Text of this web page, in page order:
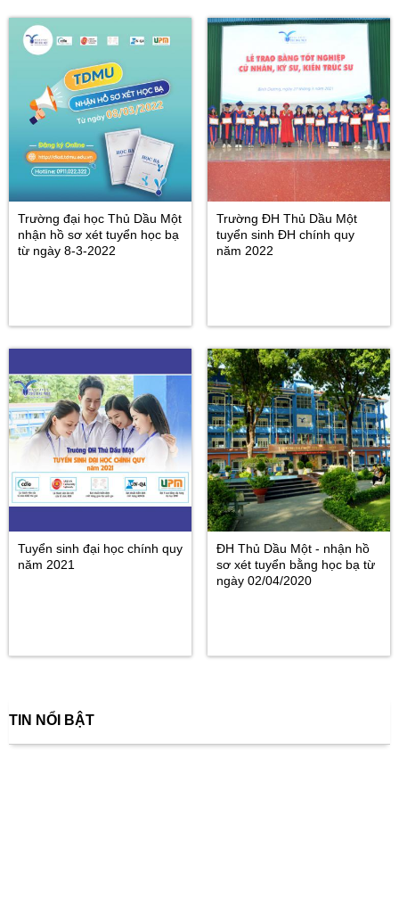
Trường đại học Thủ Dầu Một
nhận hồ sơ xét tuyển học bạ
từ ngày 8-3-2022
Trường ĐH Thủ Dầu Một
tuyển sinh ĐH chính quy
năm 2022
Tuyển sinh đại học chính quy
năm 2021
ĐH Thủ Dầu Một - nhận hồ
sơ xét tuyển bằng học bạ từ
ngày 02/04/2020
TIN NỔI BẬT